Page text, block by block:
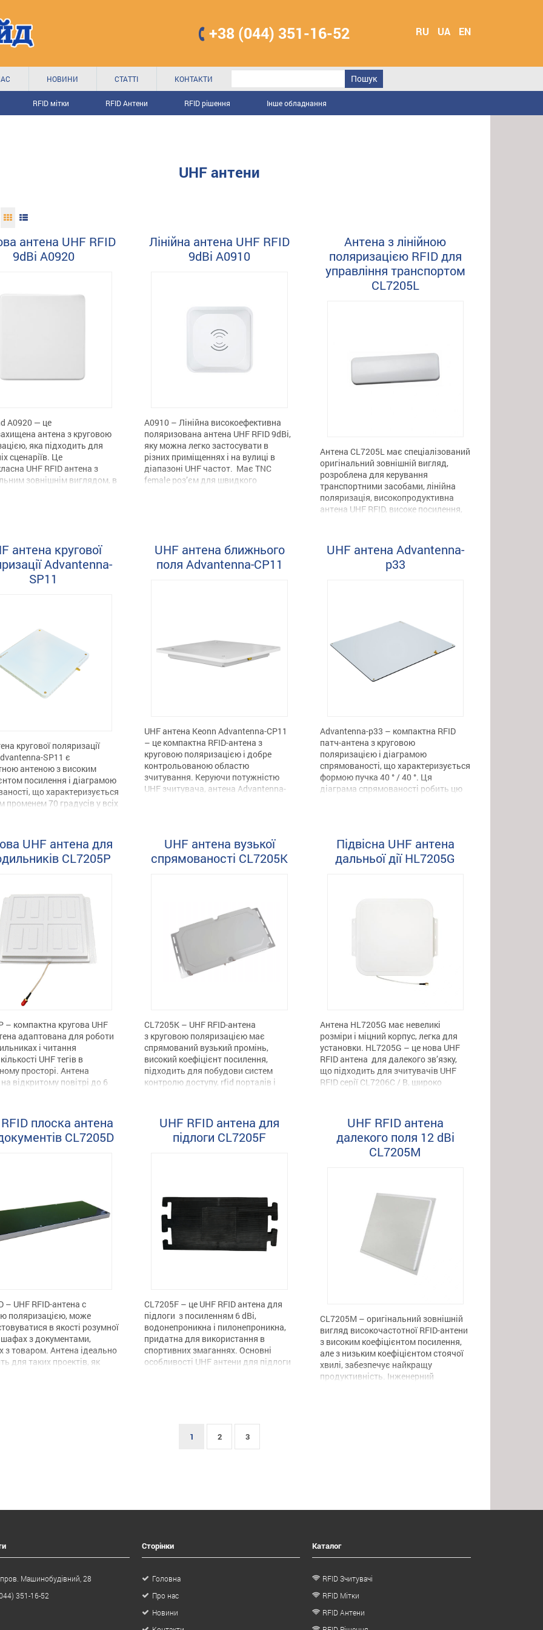
+38 (044) 351-16-52 RU UA EN
НОВИНИ СТАТТІ КОНТАКТИ
RFID мітки RFID Антени RFID рішення Інше обладнання
UHF антени
антена UHF RFID
9dBi A0920
A0920 — це
антена з круговою
яка підходить для
сценаріїв. Це
UHF RFID антена з
зовнішнім виглядом, в
та максимальної
антена Hopeland UHF
підтримувати зчитування
Лінійна антена UHF RFID
9dBi A0910
A0910 – Лінійна високоефективна
поляризована антена UHF RFID 9dBi,
яку можна легко застосувати в
різних приміщеннях і на вулиці в
діапазоні UHF частот. Має TNC
female роз’єм для швидкого
≦1,5:1 Широка робоча частота: 840
МГц ~ 960 МГц […]
Антена з лінійною
поляризацією RFID для
управління транспортом
CL7205L
Антена CL7205L має спеціалізований
оригінальний зовнішній вигляд,
розроблена для керування
транспортними засобами, лінійна
поляризація, високопродуктивна
антена UHF RFID, високе посилення,
продуктивність. Корпус з
інженерного пластика, міцна
конструкція, високий рівень захисту
паркуванням, інтелектуальне […]
антена кругової
Advantenna-
SP11
кругової поляризації
SP11 є
антеною з високим
посилення і діаграмою
що характеризується
променем 70 градусів у всіх
форм-фактора і компактного
(в порівнянні з іншими
з високим коефіцієнтом
RFID […]
UHF антена ближнього
поля Advantenna-CP11
UHF антена Keonn Advantenna-CP11
– це компактна RFID-антена з
круговою поляризацією і добре
контрольованою областю
зчитування. Керуючи потужністю
UHF зчитувача, антена Advantenna-
область зчитування може бути
відрегульована на кілька
сантиметрів, навіть з мітками
UHF антена Advantenna-
p33
Advantenna-p33 – компактна RFID
патч-антена з круговою
поляризацією і діаграмою
спрямованості, що характеризується
формою пучка 40 ° / 40 °. Ця
діаграма спрямованості робить цю
Комплект Advantenna-p33 може бути
встановлений на стелі для
UHF антена для
CL7205P
– компактна кругова UHF
адаптована для роботи
і читання
UHF тегів в
просторі. Антена
відкритому повітрі до 6
області застосування UHF
CL7205P Розумна роздрібна
Облік товару в
UHF антена вузької
спрямованості CL7205K
CL7205K – UHF RFID-антена
з круговою поляризацією має
спрямований вузький промінь,
високий коефіцієнт посилення,
підходить для побудови систем
контролю доступу, rfid порталів і
характеристики антени вузької
спрямованості CL7205K Фізичні
параметри Розмір: 460*220*35 мм
Підвісна UHF антена
дальньої дії HL7205G
Антена HL7205G має невеликі
розміри і міцний корпус, легка для
установки. HL7205G – це нова UHF
RFID антена для далекого зв’язку,
що підходить для зчитувачів UHF
RFID серії CL7206C / B, широко
Основні особливості навісної UHF
антени 8 dBi HL7205G Потужна:
Максимальна продуктивність RFID,
відстань зчитування до 20 м. […]
плоска антена
CL7205D
– UHF RFID-антена c
поляризацією, може
в якості розумної
з документами,
з товаром. Антена ідеально
для таких проектів, як
UHF RFID антена для
підлоги CL7205F
CL7205F – це UHF RFID антена для
підлоги з посиленням 6 dBi,
водонепроникна і пилонепроникна,
придатна для використання в
спортивних змаганнях. Основні
особливості UHF антени для підлоги
зручність в установці Області
UHF RFID антена
далекого поля 12 dBi
CL7205M
CL7205M – оригінальний зовнішній
вигляд високочастотної RFID-антени
з високим коефіцієнтом посилення,
але з низьким коефіцієнтом стоячої
хвилі, забезпечує найкращу
продуктивність. Інженерний
1 2 3
пров. Машинобудівний, 28
351-16-52
Сторінки
Головна
Про нас
Новини
Каталог
RFID Зчитувачі
RFID Мітки
RFID Антени